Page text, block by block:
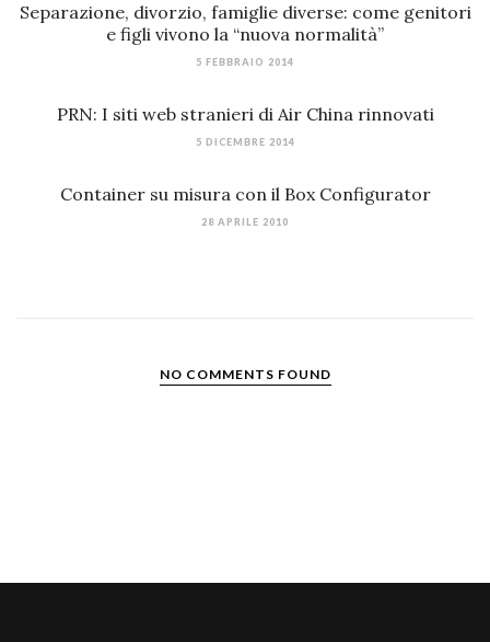
Separazione, divorzio, famiglie diverse: come genitori
e figli vivono la “nuova normalità”
5 FEBBRAIO 2014
PRN: I siti web stranieri di Air China rinnovati
5 DICEMBRE 2014
Container su misura con il Box Configurator
28 APRILE 2010
NO COMMENTS FOUND